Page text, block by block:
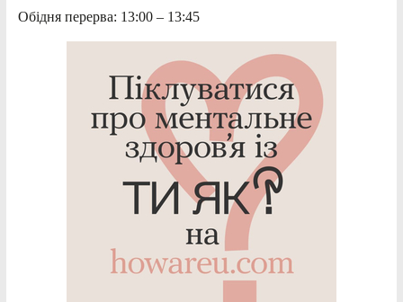
Обідня перерва: 13:00 – 13:45